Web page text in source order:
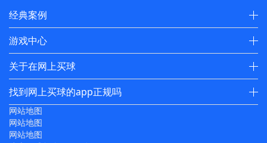
经典案例
游戏中心
关于在网上买球
找到网上买球的app正规吗
网站地图
网站地图
网站地图